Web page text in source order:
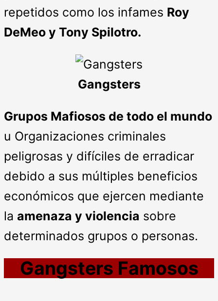
repetidos como los infames Roy
DeMeo y Tony Spilotro.
Gangsters
Grupos Mafiosos de todo el mundo
u Organizaciones criminales
peligrosas y difíciles de erradicar
debido a sus múltiples beneficios
económicos que ejercen mediante
la amenaza y violencia sobre
determinados grupos o personas.
Gangsters Famosos